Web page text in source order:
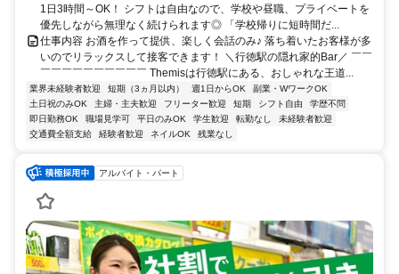
1日3時間～OK！ シフトは自由なので、学校や昼職、プライベートを
優先しながら無理なく続けられます◎ 「学校帰りに短時間だ...
仕事内容 お酒を作って提供、楽しく会話のみ♪ 落ち着いたお客様が多
いのでリラックスして接客できます！ ＼行徳駅の隠れ家的Bar／ ￣￣
￣￣￣￣￣￣￣￣￣￣ Themisは行徳駅にある、おしゃれな王道...
業界未経験者歓迎 短期（3ヵ月以内） 週1日からOK
副業・WワークOK
土日祝のみOK
主婦・主夫歓迎 フリーター歓迎 短期 シフト自由
学歴不問
即日勤務OK
職場見学可 平日のみOK 学生歓迎 転勤なし
未経験者歓迎
交通費全額支給
経験者歓迎 ネイルOK 残業なし
アルバイト・パート